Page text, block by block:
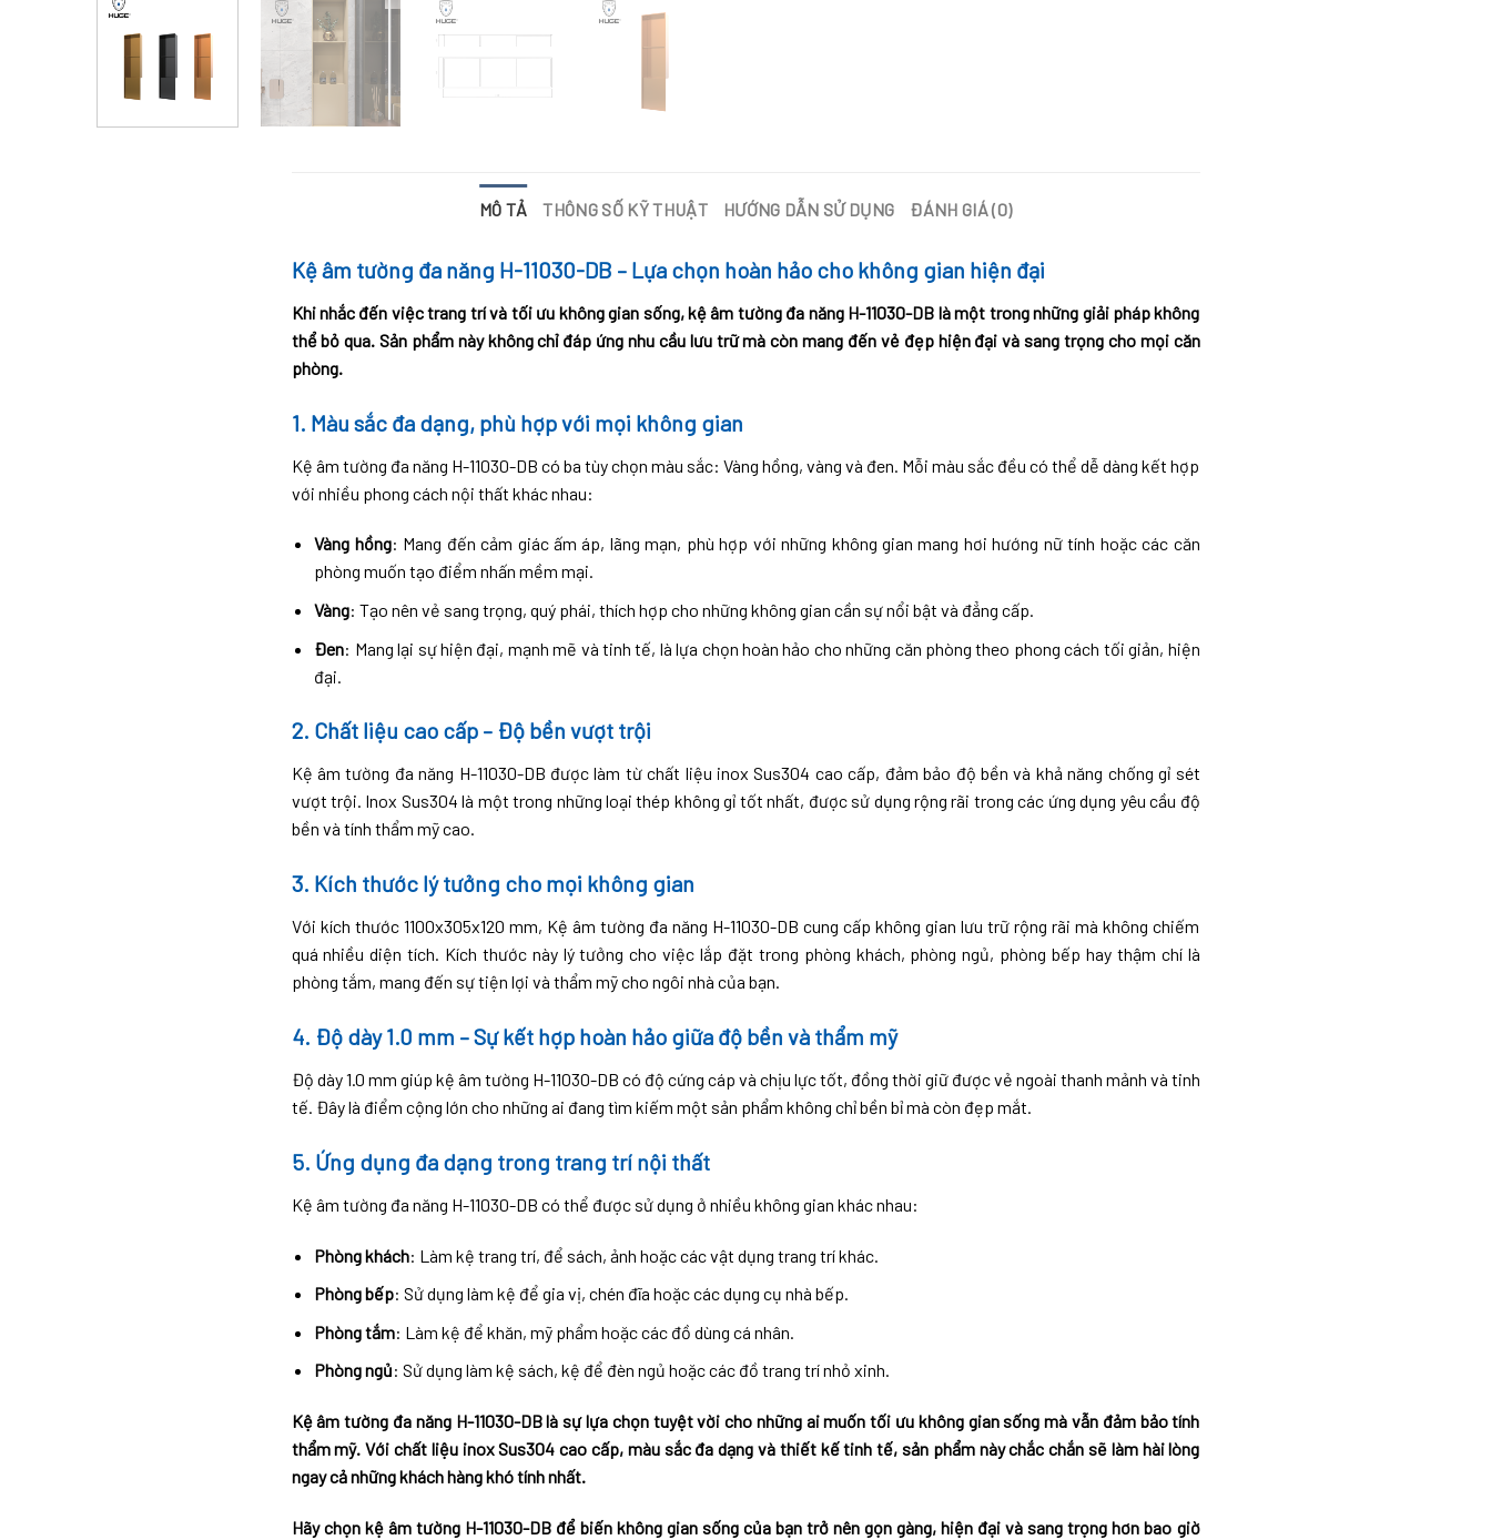
MÔ TẢ THÔNG SỐ KỸ THUẬT HƯỚNG DẪN SỬ DỤNG ĐÁNH GIÁ (0)
Kệ âm tường đa năng H-11030-DB – Lựa chọn hoàn hảo cho không gian hiện đại
Khi nhắc đến việc trang trí và tối ưu không gian sống, kệ âm tường đa năng H-11030-DB là một trong những giải pháp không
thể bỏ qua. Sản phẩm này không chỉ đáp ứng nhu cầu lưu trữ mà còn mang đến vẻ đẹp hiện đại và sang trọng cho mọi căn
phòng.
1. Màu sắc đa dạng, phù hợp với mọi không gian
Kệ âm tường đa năng H-11030-DB có ba tùy chọn màu sắc: Vàng hồng, vàng và đen. Mỗi màu sắc đều có thể dễ dàng kết hợp
với nhiều phong cách nội thất khác nhau:
Vàng hồng: Mang đến cảm giác ấm áp, lãng mạn, phù hợp với những không gian mang hơi hướng nữ tính hoặc các căn
phòng muốn tạo điểm nhấn mềm mại.
Vàng: Tạo nên vẻ sang trọng, quý phái, thích hợp cho những không gian cần sự nổi bật và đẳng cấp.
Đen: Mang lại sự hiện đại, mạnh mẽ và tinh tế, là lựa chọn hoàn hảo cho những căn phòng theo phong cách tối giản, hiện
đại.
2. Chất liệu cao cấp – Độ bền vượt trội
Kệ âm tường đa năng H-11030-DB được làm từ chất liệu inox Sus304 cao cấp, đảm bảo độ bền và khả năng chống gỉ sét
vượt trội. Inox Sus304 là một trong những loại thép không gỉ tốt nhất, được sử dụng rộng rãi trong các ứng dụng yêu cầu độ
bền và tính thẩm mỹ cao.
3. Kích thước lý tưởng cho mọi không gian
Với kích thước 1100x305x120 mm, Kệ âm tường đa năng H-11030-DB cung cấp không gian lưu trữ rộng rãi mà không chiếm
quá nhiều diện tích. Kích thước này lý tưởng cho việc lắp đặt trong phòng khách, phòng ngủ, phòng bếp hay thậm chí là
phòng tắm, mang đến sự tiện lợi và thẩm mỹ cho ngôi nhà của bạn.
4. Độ dày 1.0 mm – Sự kết hợp hoàn hảo giữa độ bền và thẩm mỹ
Độ dày 1.0 mm giúp kệ âm tường H-11030-DB có độ cứng cáp và chịu lực tốt, đồng thời giữ được vẻ ngoài thanh mảnh và tinh
tế. Đây là điểm cộng lớn cho những ai đang tìm kiếm một sản phẩm không chỉ bền bỉ mà còn đẹp mắt.
5. Ứng dụng đa dạng trong trang trí nội thất
Kệ âm tường đa năng H-11030-DB có thể được sử dụng ở nhiều không gian khác nhau:
Phòng khách: Làm kệ trang trí, để sách, ảnh hoặc các vật dụng trang trí khác.
Phòng bếp: Sử dụng làm kệ để gia vị, chén đĩa hoặc các dụng cụ nhà bếp.
Phòng tắm: Làm kệ để khăn, mỹ phẩm hoặc các đồ dùng cá nhân.
Phòng ngủ: Sử dụng làm kệ sách, kệ để đèn ngủ hoặc các đồ trang trí nhỏ xinh.
Kệ âm tường đa năng H-11030-DB là sự lựa chọn tuyệt vời cho những ai muốn tối ưu không gian sống mà vẫn đảm bảo tính
thẩm mỹ. Với chất liệu inox Sus304 cao cấp, màu sắc đa dạng và thiết kế tinh tế, sản phẩm này chắc chắn sẽ làm hài lòng
ngay cả những khách hàng khó tính nhất.
Hãy chọn kệ âm tường H-11030-DB để biến không gian sống của bạn trở nên gọn gàng, hiện đại và sang trọng hơn bao giờ